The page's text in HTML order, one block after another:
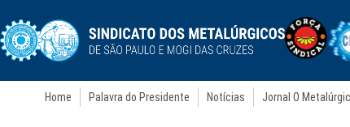
Home Palavra do Presidente Notícias Jornal O